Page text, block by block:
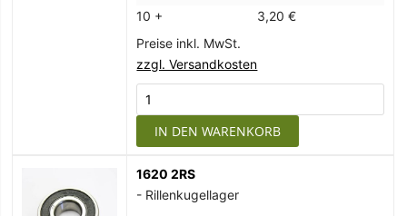
10 +
3,20 €
Preise inkl. MwSt.
zzgl. Versandkosten
IN DEN WARENKORB
1620 2RS
- Rillenkugellager